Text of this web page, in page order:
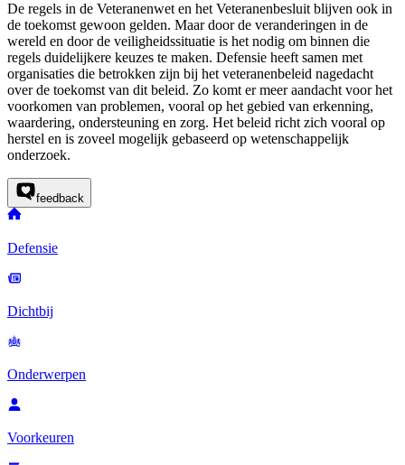
De regels in de Veteranenwet en het Veteranenbesluit blijven ook in
de toekomst gewoon gelden. Maar door de veranderingen in de
wereld en door de veiligheidssituatie is het nodig om binnen die
regels duidelijkere keuzes te maken. Defensie heeft samen met
organisaties die betrokken zijn bij het veteranenbeleid nagedacht
over de toekomst van dit beleid. Zo komt er meer aandacht voor het
voorkomen van problemen, vooral op het gebied van erkenning,
waardering, ondersteuning en zorg. Het beleid richt zich vooral op
herstel en is zoveel mogelijk gebaseerd op wetenschappelijk
onderzoek.
feedback
Defensie
Dichtbij
Onderwerpen
Voorkeuren